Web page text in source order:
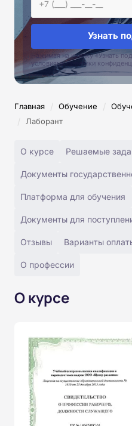
Узнать
Нажимая на кнопку «Узнать
условиями политики
Главная / Обучение /
/ Лаборант
О курсе Решаемые
Документы
Платформа для обучения
Документы для
Отзывы Варианты
О профессии
О курсе